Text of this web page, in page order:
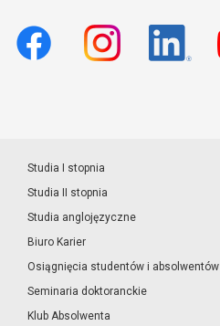
Studia I stopnia
Studia II stopnia
Studia anglojęzyczne
Biuro Karier
Osiągnięcia studentów i absolwentów
Seminaria doktoranckie
Klub Absolwenta